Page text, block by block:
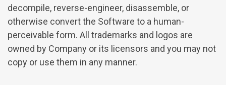
decompile, reverse-engineer, disassemble, or
otherwise convert the Software to a human-
perceivable form. All trademarks and logos are
owned by Company or its licensors and you may not
copy or use them in any manner.